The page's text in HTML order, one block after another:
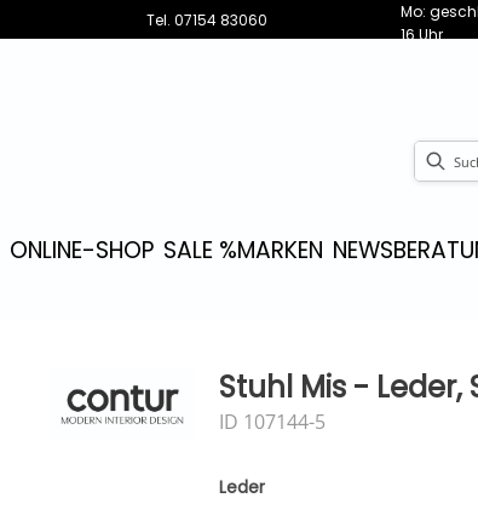
Tel. 07154 83060
Mo:
16 Uhr
ONLINE-SHOP SALE %MARKEN NEWS
Stuhl Mis - Leder,
ID 107144-5
Leder